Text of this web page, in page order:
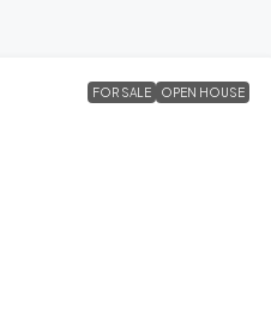
FOR SALE OPEN HOUSE